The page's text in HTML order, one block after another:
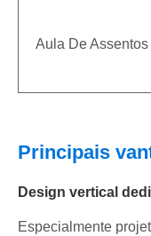
Aula De Assentos
Principais
Design vertical
Especialmente